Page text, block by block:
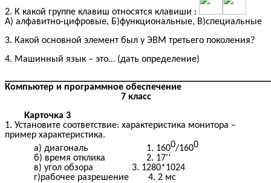
2. К какой группе клавиш относятся клавиши :
А) алфавитно-цифровые, Б)функциональные, В)специальные
3. Какой основной элемент был у ЭВМ третьего поколения?
4. Машинный язык – это… (дать определение)
Компьютер и программное обеспечение
7 класс
Карточка 3
1. Установите соответствие: характеристика монитора –
пример характеристика.
а) диагональ 1. 1600/1600
б) время отклика 2. 17’’
в) угол обзора 3. 1280*1024
г)рабочее разрешение 4. 2 мс